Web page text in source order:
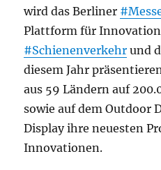
wird das Berliner
Plattform für
#Schienenverkehr und
diesem Jahr
aus 59 Ländern auf
sowie auf dem Outdoor
Display ihre neuesten
Innovationen.